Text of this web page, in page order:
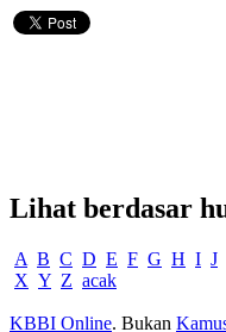
Lihat berdasar
A B C D E F G H I J
X Y Z acak
KBBI Online. Bukan